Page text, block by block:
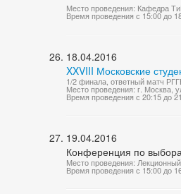
Место проведения: Кафедра
Время проведения с 15:00 до
18.04.2016
XXVIII Московские
1/2 финала, ответный матч
Место проведения: г.
Время проведения с 20:15 до
19.04.2016
Конференция по
Место проведения:
Время проведения с 15:00 до